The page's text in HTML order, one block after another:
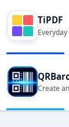
TiPDF
Everyday
Create